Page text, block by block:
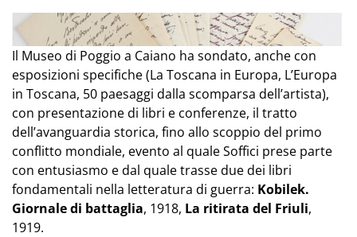
Il Museo di Poggio a Caiano ha sondato, anche con
esposizioni specifiche (La Toscana in Europa, L’Europa
in Toscana, 50 paesaggi dalla scomparsa dell’artista),
con presentazione di libri e conferenze, il tratto
dell’avanguardia storica, fino allo scoppio del primo
conflitto mondiale, evento al quale Soffici prese parte
con entusiasmo e dal quale trasse due dei libri
fondamentali nella letteratura di guerra: Kobilek.
Giornale di battaglia, 1918, La ritirata del Friuli,
1919.